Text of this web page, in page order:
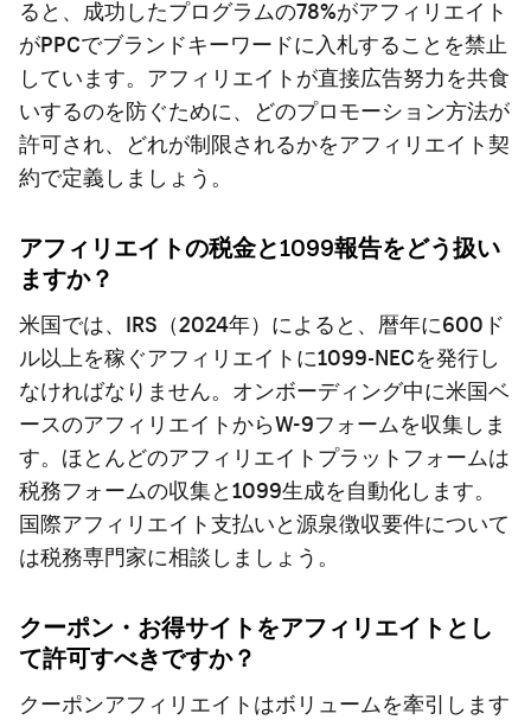
ると、成功したプログラムの78%がアフィリエイト
がPPCでブランドキーワードに入札することを禁止
しています。アフィリエイトが直接広告努力を共食
いするのを防ぐために、どのプロモーション方法が
許可され、どれが制限されるかをアフィリエイト契
約で定義しましょう。
アフィリエイトの税金と1099報告をどう扱い
ますか？
米国では、IRS（2024年）によると、暦年に600ド
ル以上を稼ぐアフィリエイトに1099-NECを発行し
なければなりません。オンボーディング中に米国ベ
ースのアフィリエイトからW-9フォームを収集しま
す。ほとんどのアフィリエイトプラットフォームは
税務フォームの収集と1099生成を自動化します。
国際アフィリエイト支払いと源泉徴収要件について
は税務専門家に相談しましょう。
クーポン・お得サイトをアフィリエイトとし
て許可すべきですか？
クーポンアフィリエイトはボリュームを牽引します